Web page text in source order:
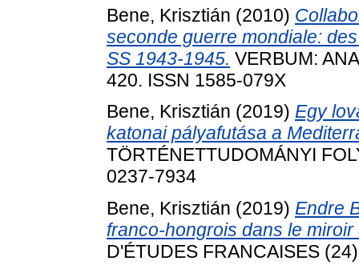
Bene, Krisztián (2010)
seconde guerre mondiale:
SS 1943-1945. VERBUM:
420. ISSN 1585-079X
Bene, Krisztián (2019) Egy
katonai pályafutása a
TÖRTÉNETTUDOMÁNYI
0237-7934
Bene, Krisztián (2019) Endre
franco-hongrois dans le
D'ÉTUDES FRANCAISES